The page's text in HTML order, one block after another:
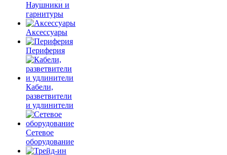
Наушники и
гарнитуры
Аксессуары
Периферия
Кабели,
разветвители
и удлинители
Сетевое
оборудование